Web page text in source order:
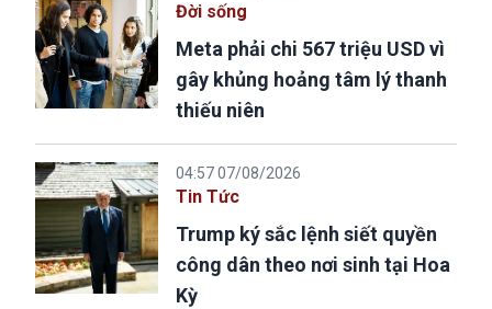
Đời sống
Meta phải chi 567 triệu USD vì
gây khủng hoảng tâm lý thanh
thiếu niên
04:57 07/08/2026
Tin Tức
Trump ký sắc lệnh siết quyền
công dân theo nơi sinh tại Hoa
Kỳ